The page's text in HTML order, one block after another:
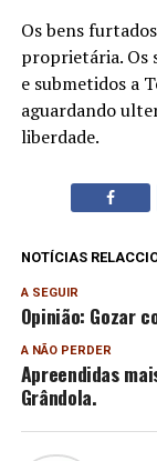
Os bens
proprietária. Os
e submetidos a
aguardando
liberdade.
NOTÍCIAS
A SEGUIR
Opinião: Gozar
A NÃO PERDER
Apreendidas
Grândola.